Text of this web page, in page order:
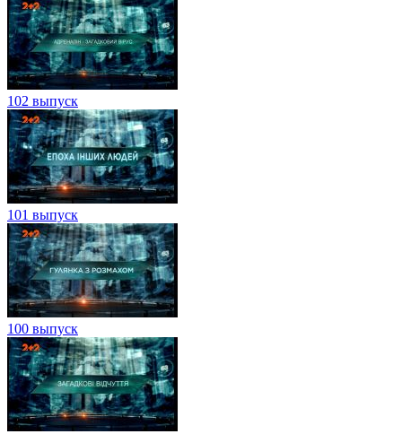
102 выпуск
101 выпуск
100 выпуск